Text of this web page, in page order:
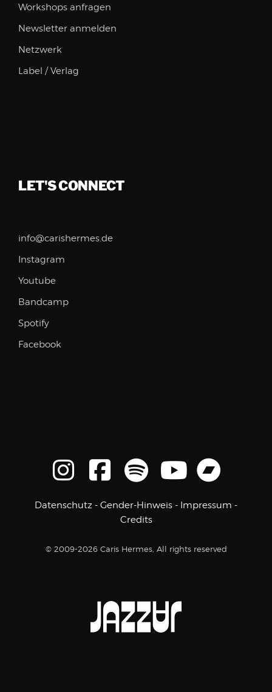
Workshops anfragen
Newsletter anmelden
Netzwerk
Label / Verlag
LET'S CONNECT
info@carishermes.de
Instagram
Youtube
Bandcamp
Spotify
Facebook
Datenschutz - Gender-Hinweis - Impressum -
Credits
© 2009-2026 Caris Hermes, All rights reserved